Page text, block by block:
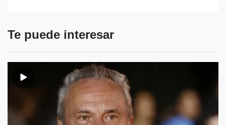
Te puede interesar